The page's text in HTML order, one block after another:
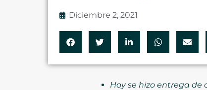
Diciembre 2, 2021
Hoy se hizo entrega